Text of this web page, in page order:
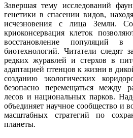
Завершая тему исследований
генетики в спасении видов,
исчезновения с лица Земли.
криоконсервация клеток
восстановление популяций
биотехнологий. Читатели следят
редких журавлей и стерхов в
адаптацией птенцов к жизни в
созданию экологических
безопасно перемещаться между
лесов и национальных парков.
объединяет научное сообщество и
масштабных стратегий по
планеты.